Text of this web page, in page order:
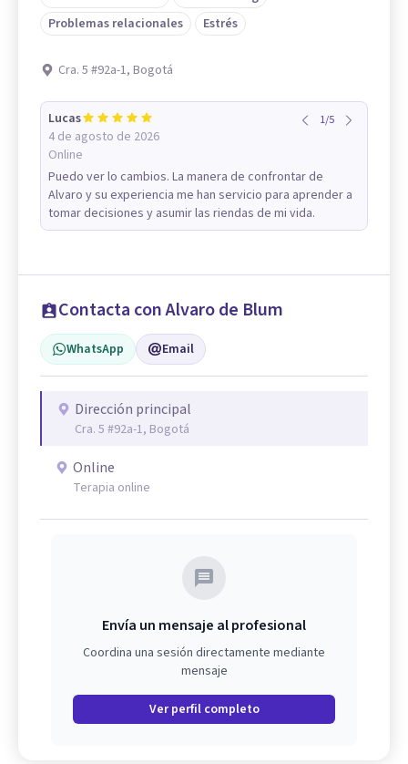
Problemas relacionales
Estrés
Cra. 5 #92a-1, Bogotá
Lucas
4 de agosto de 2026
Online
1/5
Puedo ver lo cambios. La manera de confrontar de
Alvaro y su experiencia me han servicio para aprender a
tomar decisiones y asumir las riendas de mi vida.
Contacta con Alvaro de Blum
WhatsApp Email
Dirección principal
Cra. 5 #92a-1, Bogotá
Online
Terapia online
Envía un mensaje al profesional
Coordina una sesión directamente mediante
mensaje
Ver perfil completo